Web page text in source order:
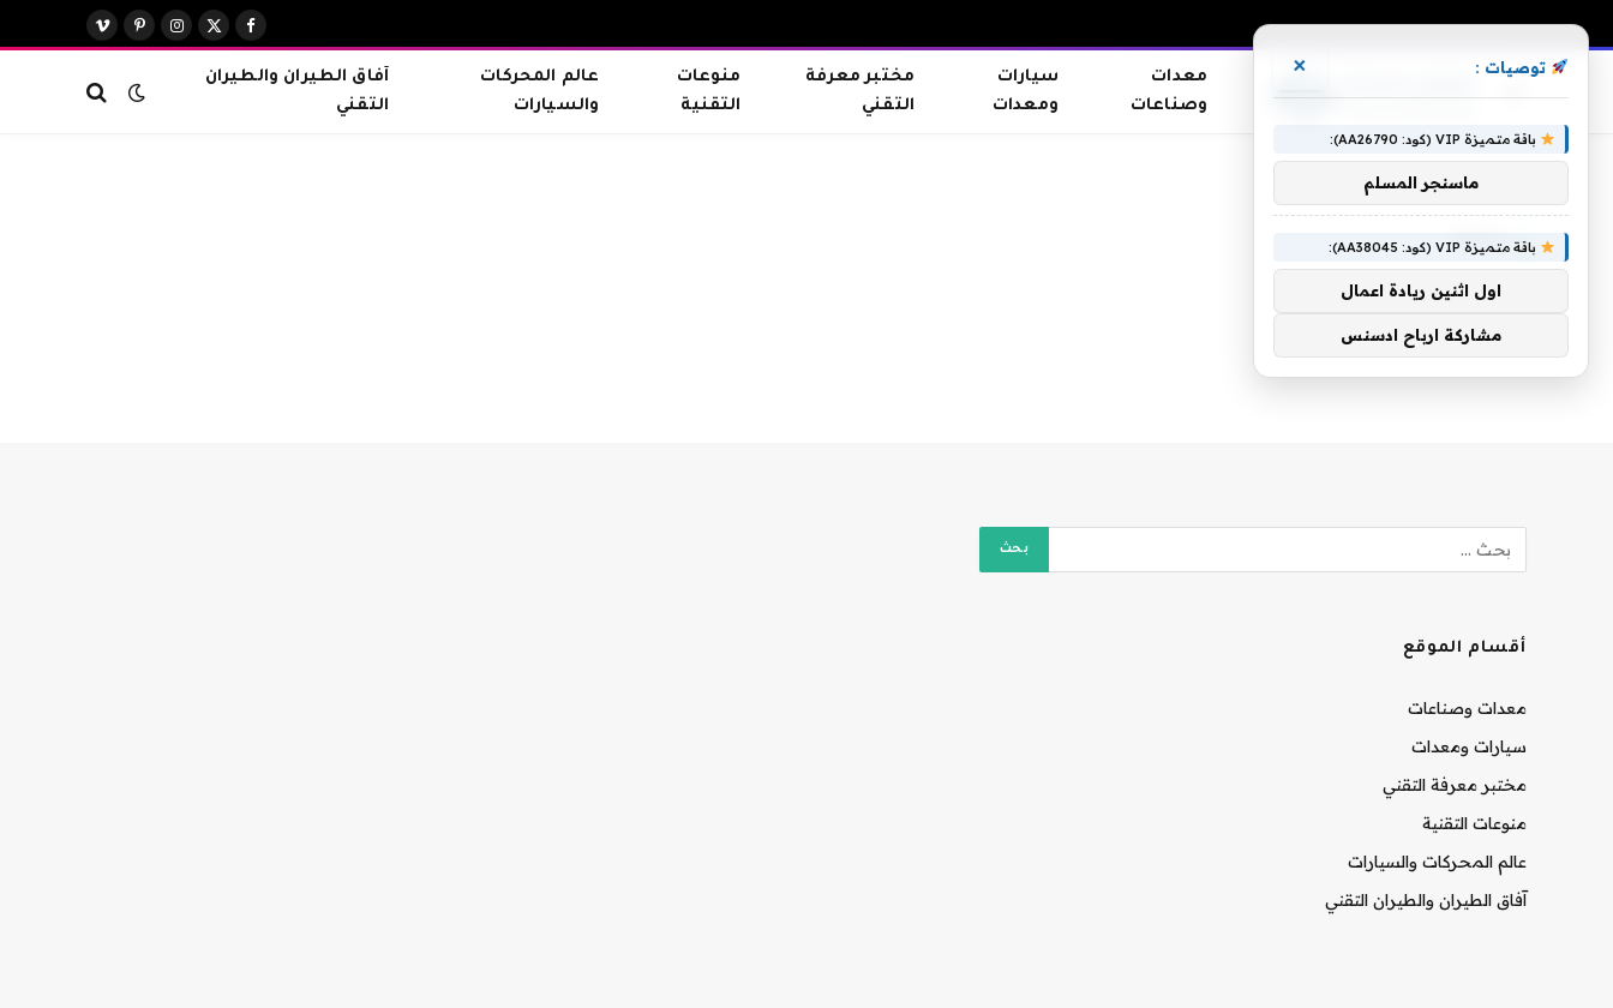
فيسبوك
X
الانستغرامبينتيريست
فيميو
معدات
وصناعات
سيارات
ومعدات
مختبر معرفة
التقني
منوعات
التقنية
عالم المحركات
والسيارات
آفاق الطيران والطيران
التقني
لعقة
أقسام الموقع
معدات وصناعات
سيارات ومعدات
مختبر معرفة التقني
منوعات التقنية
عالم المحركات والسيارات
آفاق الطيران والطيران التقني
توصيات : ×
باقة متميزة VIP (كود: AA26790):
ماسنجر المسلم
باقة متميزة VIP (كود: AA38045):
اول اثنين ريادة اعمال
مشاركة ارباح ادسنس